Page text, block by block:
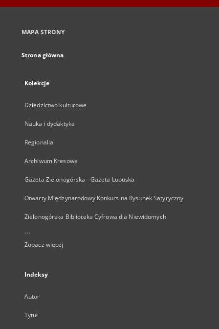
MAPA STRONY
Strona główna
Kolekcje
Dziedzictwo kulturowe
Nauka i dydaktyka
Regionalia
Archiwum Kresowe
Gazeta Zielonogórska - Gazeta Lubuska
Otwarty Międzynarodowy Konkurs na Rysunek Satyryczny
Zielonogórska Biblioteka Cyfrowa dla Niewidomych
...
Zobacz więcej
Indeksy
Autor
Tytuł